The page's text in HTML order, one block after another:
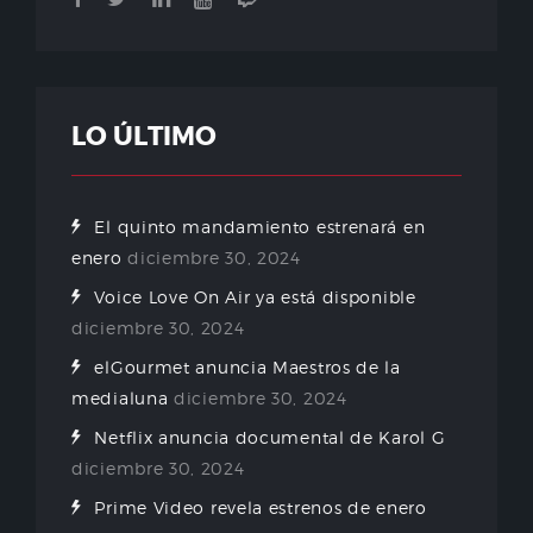
LO ÚLTIMO
El quinto mandamiento estrenará en
enero diciembre 30, 2024
Voice Love On Air ya está disponible
diciembre 30, 2024
elGourmet anuncia Maestros de la
medialuna diciembre 30, 2024
Netflix anuncia documental de Karol G
diciembre 30, 2024
Prime Video revela estrenos de enero